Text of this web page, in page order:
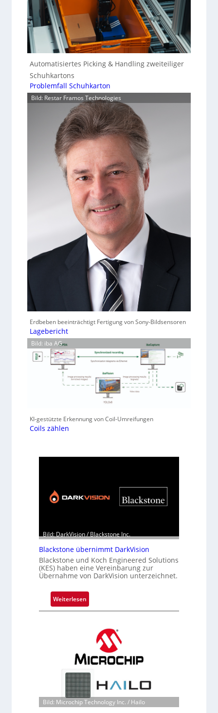
Automatisiertes Picking & Handling zweiteiliger
Schuhkartons
Problemfall Schuhkarton
Bild: Restar Framos Technologies
Erdbeben beeinträchtigt Fertigung von Sony-Bildsensoren
Lagebericht
Bild: iba AG
KI-gestützte Erkennung von Coil-Umreifungen
Coils zählen
Bild: DarkVision / Blackstone Inc.
Blackstone übernimmt DarkVision
Blackstone und Koch Engineered Solutions
(KES) haben eine Vereinbarung zur
Übernahme von DarkVision unterzeichnet.
Weiterlesen
B
s
o
n
e
Bild: Microchip Technology Inc. / Hailo